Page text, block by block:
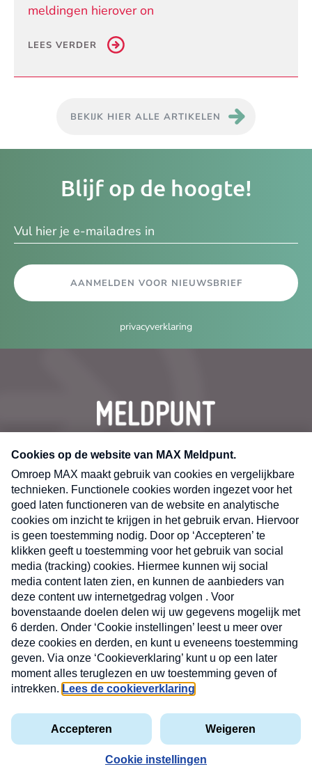
meldingen hierover on
LEES VERDER
BEKIJK HIER ALLE ARTIKELEN
Blijf op de hoogte!
AANMELDEN VOOR NIEUWSBRIEF
privacyverklaring
CONTACT
Volg ons op
MAX
Cookieverklaring
Kwetsbaarheid
X
Nieuwsbrief
Neem hier een gratis abonnement op de MAX
Consumenten nieuwsbrief. Elke maandag en
donderdag in uw mailbox.
e-
VOOR
privacyverklaring